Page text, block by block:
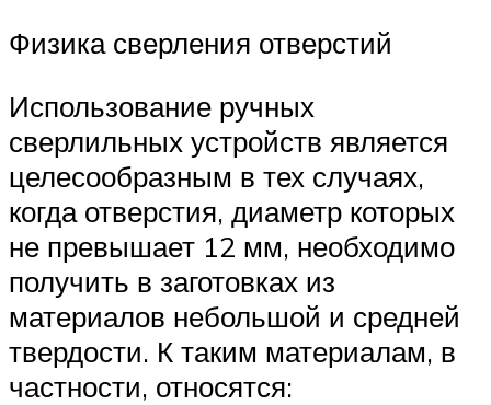
Физика сверления отверстий
Использование ручных
сверлильных устройств является
целесообразным в тех случаях,
когда отверстия, диаметр которых
не превышает 12 мм, необходимо
получить в заготовках из
материалов небольшой и средней
твердости. К таким материалам, в
частности, относятся: